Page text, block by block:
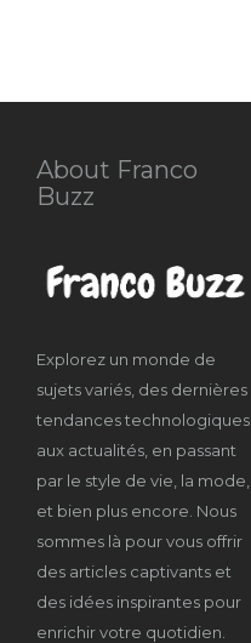
About Franco
Buzz
Explorez un monde de
sujets variés, des dernières
tendances technologiques
aux actualités, en passant
par le style de vie, la mode,
et bien plus encore. Nous
sommes là pour vous offrir
des articles captivants et
des idées inspirantes pour
enrichir votre quotidien.